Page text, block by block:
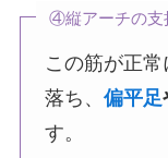
④縦アーチの支
この筋が正
落ち、偏平足
す。